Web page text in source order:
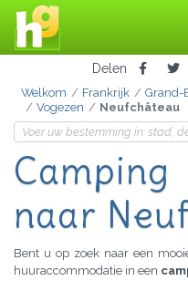
Delen
Welkom Frankrijk
Grand-
Vogezen
Neufchâteau
Camping
naar
Bent u op zoek naar een
huuraccommodatie in een